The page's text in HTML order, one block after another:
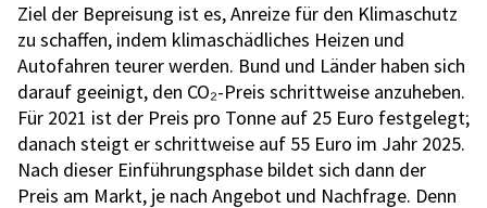
Ziel der Bepreisung ist es, Anreize für den Klimaschutz
zu schaffen, indem klimaschädliches Heizen und
Autofahren teurer werden. Bund und Länder haben sich
darauf geeinigt, den CO₂-Preis schrittweise anzuheben.
Für 2021 ist der Preis pro Tonne auf 25 Euro festgelegt;
danach steigt er schrittweise auf 55 Euro im Jahr 2025.
Nach dieser Einführungsphase bildet sich dann der
Preis am Markt, je nach Angebot und Nachfrage. Denn